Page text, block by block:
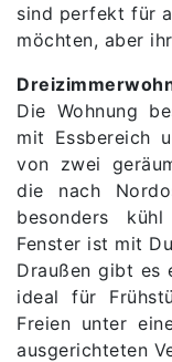
sind perfekt für
möchten, aber
Die Wohnung
mit Essbereich
von zwei
die nach
besonders
Fenster ist mit
Draußen gibt es
ideal für
Freien unter
ausgerichteten